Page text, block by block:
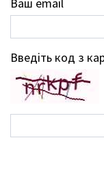
Ваш email
Введіть код з